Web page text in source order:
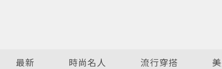
最新 時尚名人 流行穿搭